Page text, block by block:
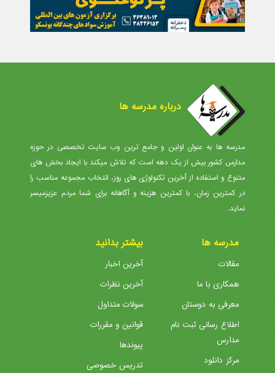
درباره مدرسه ها
مدرسه ها به عنوان اولین و جامع ترین وب سایت تخصصی در حوزه
مدارس کشور بیش از یک دهه است که تلاش میکند با ایجاد بخش های
متنوع و استفاده از آخرین تکنولوژی های روز، انتخاب مجموعه مناسب را
در کمترین زمان، با کمترین هزینه و آگاهانه برای شما مردم عزیزمیسر
نماید.
مدرسه ها
مقالات
همکاری با ما
معرفی به دوستان
اطلاع رسانی ثبت نام
مدارس
مرکز دانلود
بیشتر بدانید
آخرین اخبار
آخرین نظرات
سولات متداول
قوانین و مقررات
پیوندها
تدریس خصوصی